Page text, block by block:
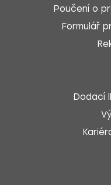
Poučení o
Formulář
Dodací